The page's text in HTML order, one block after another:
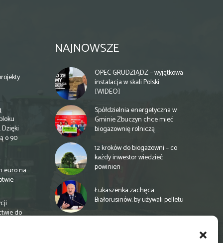
o 90
euro na
do
NAJNOWSZE
OPEC GRUDZIĄDZ – wyjątkowa
instalacja w skali Polski
[WIDEO]
Spółdzielnia energetyczna w
Gminie Zbuczyn chce mieć
biogazownię rolniczą
12 kroków do biogazowni – co
każdy inwestor wiedzieć
powinien
Łukaszenka zachęca
Białorusinów, by używali pelletu